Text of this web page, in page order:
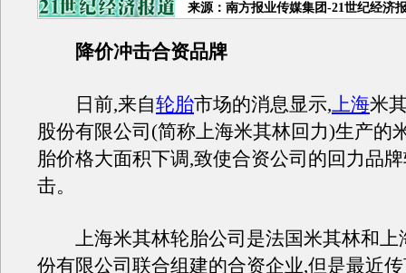
来源：南方报业传媒集团-21世纪经济
降价冲击合资品牌
日前,来自轮胎市场的消息显示,上海米
股份有限公司(简称上海米其林回力)生产的
胎价格大面积下调,致使合资公司的回力品
击。
上海米其林轮胎公司是法国米其林和上
份有限公司联合组建的合资企业,但是最近